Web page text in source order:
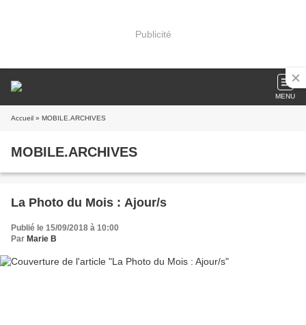
Publicité
MENU
Accueil » MOBILE.ARCHIVES
MOBILE.ARCHIVES
La Photo du Mois : Ajour/s
Publié le 15/09/2018 à 10:00
Par Marie B